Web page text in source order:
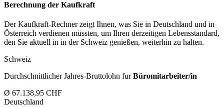
Berechnung der Kaufkraft
Der Kaufkraft-Rechner zeigt Ihnen, was Sie in Deutschland und in
Österreich verdienen müssten, um Ihren derzeitigen Lebensstandard,
den Sie aktuell in in der Schweiz genießen, weiterhin zu halten.
Schweiz
Durchschnittlicher Jahres-Bruttolohn furBüromitarbeiter/in
Ø 67.138,95 CHF
Deutschland